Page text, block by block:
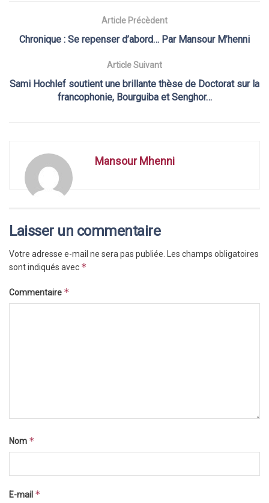
Article Précèdent
Chronique : Se repenser d’abord… Par Mansour M’henni
Article Suivant
Sami Hochlef soutient une brillante thèse de Doctorat sur la
francophonie, Bourguiba et Senghor…
Mansour Mhenni
Laisser un commentaire
Votre adresse e-mail ne sera pas publiée.
Les champs obligatoires
sont indiqués avec *
Commentaire *
Nom *
E-mail *